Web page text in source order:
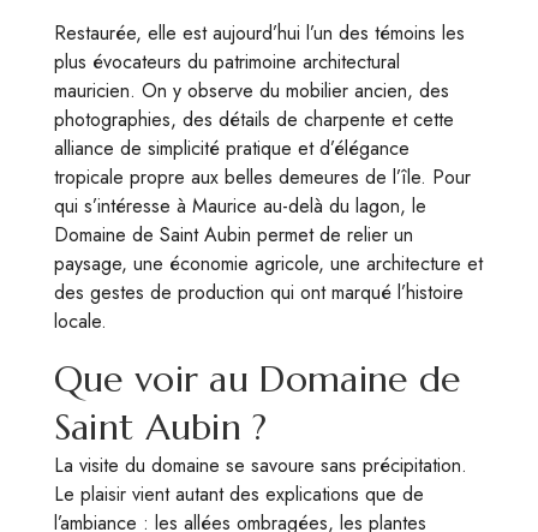
Restaurée, elle est aujourd’hui l’un des témoins les
plus évocateurs du patrimoine architectural
mauricien. On y observe du mobilier ancien, des
photographies, des détails de charpente et cette
alliance de simplicité pratique et d’élégance
tropicale propre aux belles demeures de l’île. Pour
qui s’intéresse à Maurice au-delà du lagon, le
Domaine de Saint Aubin permet de relier un
paysage, une économie agricole, une architecture et
des gestes de production qui ont marqué l’histoire
locale.
Que voir au Domaine de
Saint Aubin ?
La visite du domaine se savoure sans précipitation.
Le plaisir vient autant des explications que de
l’ambiance : les allées ombragées, les plantes